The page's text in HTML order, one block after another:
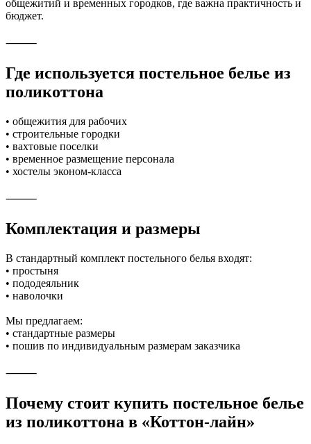
общежитий и временных городков, где важна практичность и
бюджет.
⸻
Где используется постельное белье из
поликоттона
• общежития для рабочих
• строительные городки
• вахтовые поселки
• временное размещение персонала
• хостелы эконом-класса
⸻
Комплектация и размеры
В стандартный комплект постельного белья входят:
• простыня
• пододеяльник
• наволочки
Мы предлагаем:
• стандартные размеры
• пошив по индивидуальным размерам заказчика
⸻
Почему стоит купить постельное белье
из поликоттона в «Коттон-лайн»